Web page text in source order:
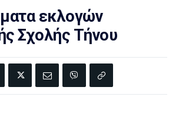
εκλογών
Σχολής Τήνου